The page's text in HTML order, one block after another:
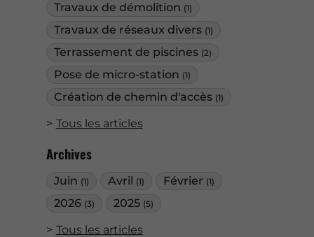
Travaux de démolition (1)
Travaux de réseaux divers (1)
Terrassement de piscines (2)
Pose de micro-station (1)
Création de chemin d'accès (1)
Tous les articles
Archives
Juin (1) Avril (1) Février (1)
2026 (3) 2025 (5)
Tous les articles